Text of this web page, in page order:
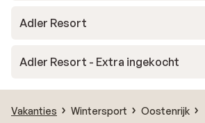
Adler Resort
Adler Resort - Extra ingekocht
Vakanties Wintersport
Oostenrijk